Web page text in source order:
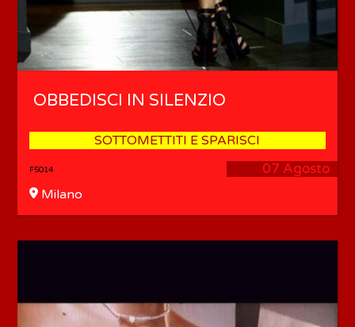
OBBEDISCI IN SILENZIO
SOTTOMETTITI E SPARISCI
07 Agosto
F5014
Milano